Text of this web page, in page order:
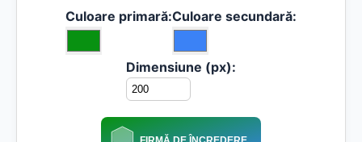
Culoare primară:Culoare secundară:
Dimensiune (px):